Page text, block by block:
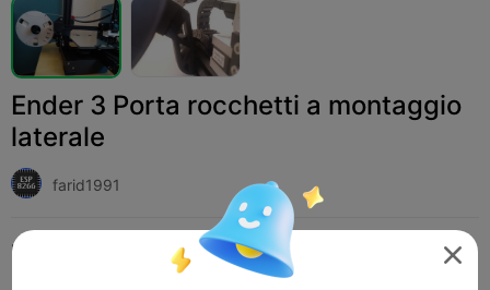
Ender 3 Porta rocchetti a montaggio
laterale
farid1991
Print Settings (1) Add Stampanti 3D Ricambi per stampanti 3D 
